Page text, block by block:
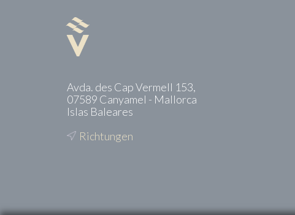
Avda. des Cap Vermell 153,
07589 Canyamel - Mallorca
Islas Baleares
Richtungen